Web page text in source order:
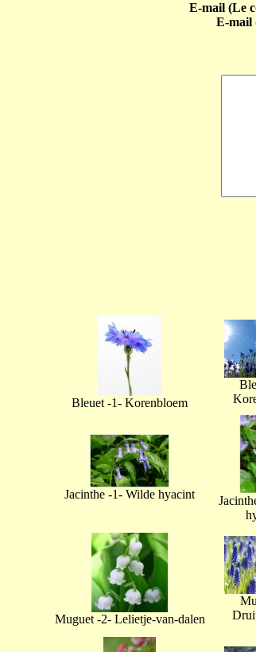
E-mail (Le
E-mail
Bleuet -1- Korenbloem
Jacinthe -1- Wilde hyacint
Muguet -2- Lelietje-van-dalen